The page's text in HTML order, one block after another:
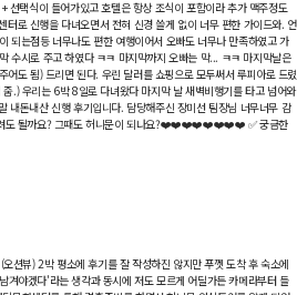
선택식이 들어가있고 호텔은 항상 조식이 포함이라 추가 맥주정도
터로 신행을 다녀오면서 전혀 신경 쓸게 없이 너무 편한 가이드와. 언
되는점등 너무나도 편한 여행이어서 오빠도 너무나 만족하였고 가
수시로 주고 하였다 ㅋㅋ 마지막까지 오빠는 막... ㅋㅋ 마지막날은
도 됨) 드리면 된다. 우린 달러를 쇼핑으로 모두써서 루피아로 드렸
.) 우리는 6박 8일로 다녀왔다 마지막 날 새벽비행기를 타고 넘어와
내돈내산 신행 후기입니다. 담당해주신 장미선 팀장님 너무너무 감
려도 될까요? 그때도 허니문이 되나요?❤️❤️❤️❤️❤️❤️❤️❤️ ✅ 궁금한
오션뷰) 2박평소에 후기를 잘 작성하진 않지만 푸껫 도착 후 숙소에
겨야겠다'라는 생각과 동시에 저도 모르게 어딜가든 카메라부터 들